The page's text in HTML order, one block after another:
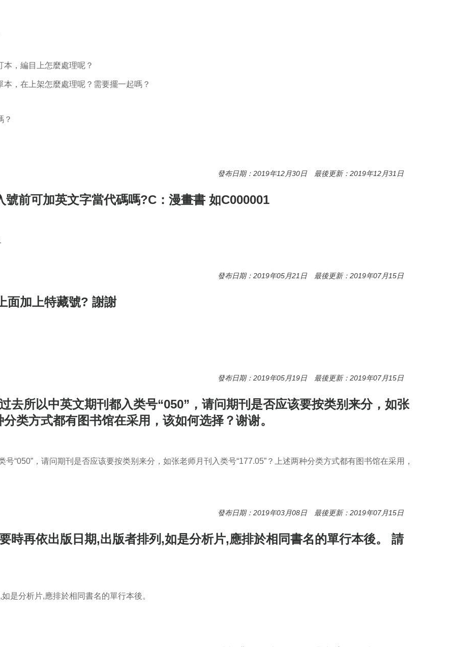
，編目上怎麼處理呢？
，在上架怎麼處理呢？需要擺一起嗎？
？
發布日期：2019年12月30日 最後更新：2019年12月31日
前可加英文字當代碼嗎?C：漫畫書 如C000001
發布日期：2019年05月21日 最後更新：2019年07月15日
面加上特藏號? 謝謝
發布日期：2019年05月19日 最後更新：2019年07月15日
去所以中英文期刊都入类号“050”，请问期刊是否应该要按类别来分，如张
类方式都有图书馆在采用，该如何选择？谢谢。
“050”，请问期刊是否应该要按类别来分，如张老师月刊入类号“177.05”？上述两种分类方式都有图书馆在采用，
發布日期：2019年03月08日 最後更新：2019年07月15日
時再依出版日期,出版者排列,如是分析片,應排於相同書名的單行本後。 請
是分析片,應排於相同書名的單行本後。